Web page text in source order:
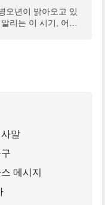
오년이 밝아오고 있
리는 이 시기, 어떤
말
메시지